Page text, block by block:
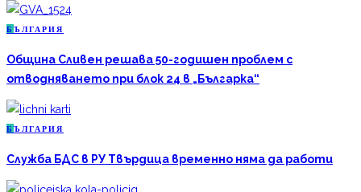
Б ЪЛГАРИЯ
Община Сливен решава 50-годишен проблем с
отводняването при блок 24 в „Българка“
Б ЪЛГАРИЯ
Служба БДС в РУ Твърдица временно няма да работи